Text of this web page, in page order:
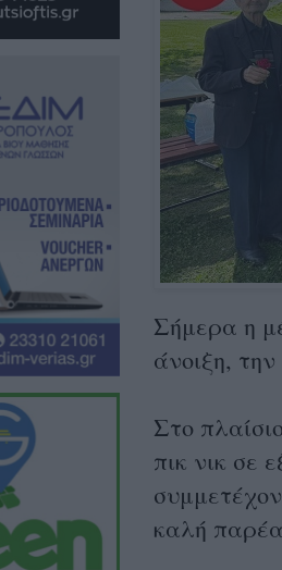
Σήμερα η
άνοιξη,
Στο
πικ νικ σε
καλή